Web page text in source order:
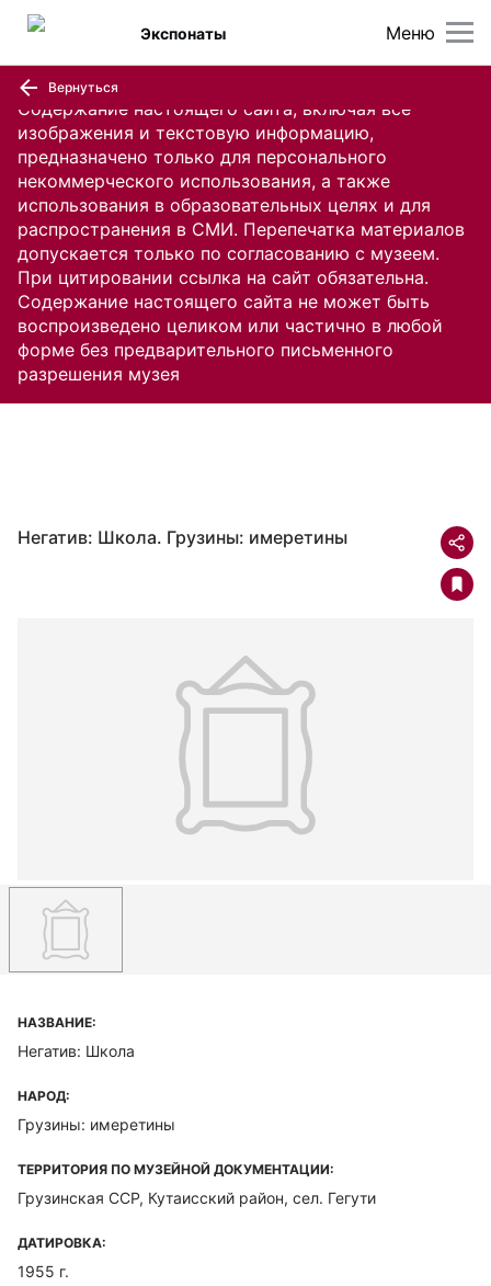
Содержание настоящего сайта, включая все
изображения и текстовую информацию,
предназначено только для персонального
некоммерческого использования, а также
использования в образовательных целях и для
распространения в СМИ. Перепечатка материалов
допускается только по согласованию с музеем.
При цитировании ссылка на сайт обязательна.
Содержание настоящего сайта не может быть
воспроизведено целиком или частично в любой
форме без предварительного письменного
разрешения музея
Меню
Экспонаты
Вернуться
Негатив: Школа. Грузины: имеретины
НАЗВАНИЕ:
Негатив: Школа
НАРОД:
Грузины: имеретины
ТЕРРИТОРИЯ ПО МУЗЕЙНОЙ ДОКУМЕНТАЦИИ:
Грузинская ССР, Кутаисский район, сел. Гегути
ДАТИРОВКА:
1955 г.